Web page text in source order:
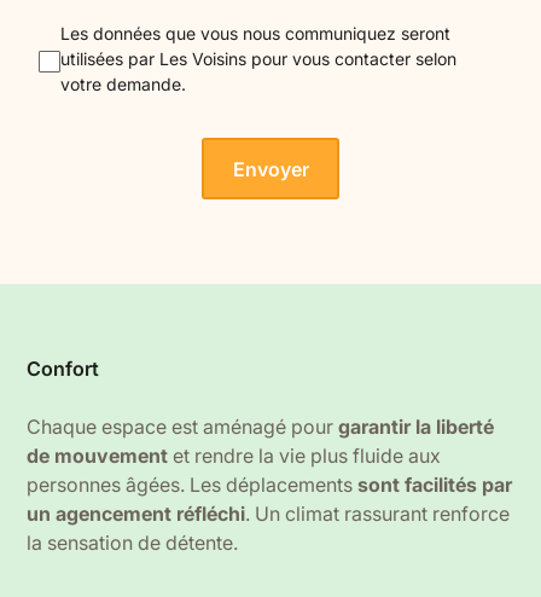
Les données que vous nous communiquez seront
utilisées par Les Voisins pour vous contacter selon
votre demande.
Confort
Chaque espace est aménagé pourgarantir la liberté
de mouvement et rendre la vie plus fluide aux
personnes âgées. Les déplacements sont facilités par
un agencement réfléchi. Un climat rassurant renforce
la sensation de détente.